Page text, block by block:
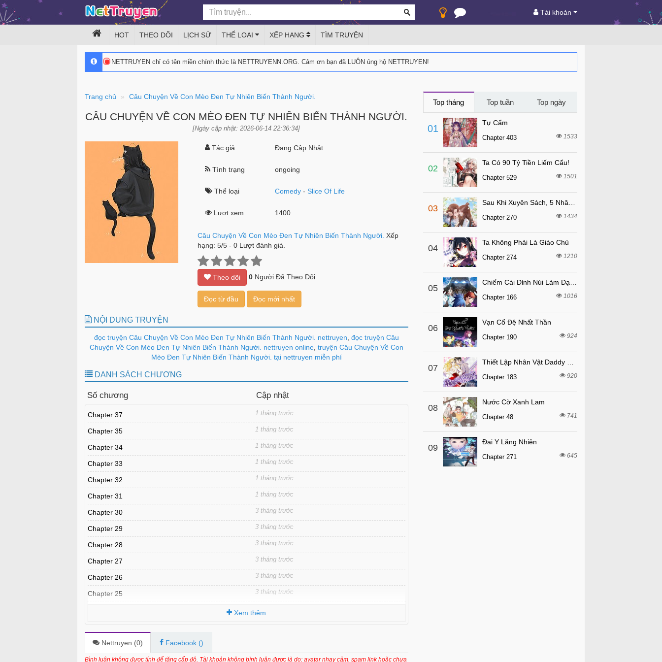
Tài khoản
HOT THEO DÕI LỊCH SỬ THỂ LOẠI XẾP HẠNG TÌM TRUYỆN
NETTRUYEN chỉ có tên miền chính thức là NETTRUYENN.ORG. Cảm ơn bạn đã LUÔN ủng hộ NETTRUYEN!
Trang chủ Câu Chuyện Về Con Mèo Đen Tự Nhiên Biến Thành Người.
CÂU CHUYỆN VỀ CON MÈO ĐEN TỰ NHIÊN BIẾN THÀNH NGƯỜI.
[Ngày cập nhật: 2026-06-14 22:36:34]
Tác giả Đang Cập Nhật
Tình trạng ongoing
Thể loại Comedy -Slice Of Life
Lượt xem 1400
Câu Chuyện Về Con Mèo Đen Tự Nhiên Biến Thành Người. Xếp
hạng: 5/5- 0Lượt đánh giá.
Theo dõi 0Người Đã Theo Dõi
Đọc từ đầu Đọc mới nhất
NỘI DUNG TRUYỆN
đọc truyện Câu Chuyện Về Con Mèo Đen Tự Nhiên Biến Thành Người. nettruyen đọc truyện Câu
Chuyện Về Con Mèo Đen Tự Nhiên Biến Thành Người. nettruyen online, truyện Câu Chuyện Về Con
Mèo Đen Tự Nhiên Biến Thành Người. tại nettruyen miễn phí
DANH SÁCH CHƯƠNG
Số chương Cập nhật
Chapter 37 1 tháng trước
Chapter 35 1 tháng trước
Chapter 34 1 tháng trước
Chapter 33 1 tháng trước
Chapter 32 1 tháng trước
Chapter 31 1 tháng trước
Chapter 30 3 tháng trước
Chapter 29 3 tháng trước
Chapter 28 3 tháng trước
Chapter 27 3 tháng trước
Chapter 26 3 tháng trước
Chapter 25 3 tháng trước
Chapter 23 3 tháng trước
Chapter 22
Chapter 21 5 tháng trước
Xem thêm
Nettruyen (0) Facebook ()
Bình luận không được tính để tăng cấp độ. Tài khoản không bình luận được là do: avatar nhạy cảm, spam link hoặc chưa
Top tháng Top tuần Top ngày
01
Tự Cẩm
Chapter 403 1533
02
Ta Có 90 Tỷ Tiền Liếm Cẩu!
Chapter 529 1501
03
Chapter 270 1434
04
Ta Không Phải Là Giáo Chủ
Chapter 274 1210
05
Chapter 166 1016
06
Vạn Cổ Đệ Nhất Thần
Chapter 190 924
07
Chapter 183 920
08
Nước Cờ Xanh Lam
Chapter 48 741
09
Đại Y Lăng Nhiên
Chapter 271 645